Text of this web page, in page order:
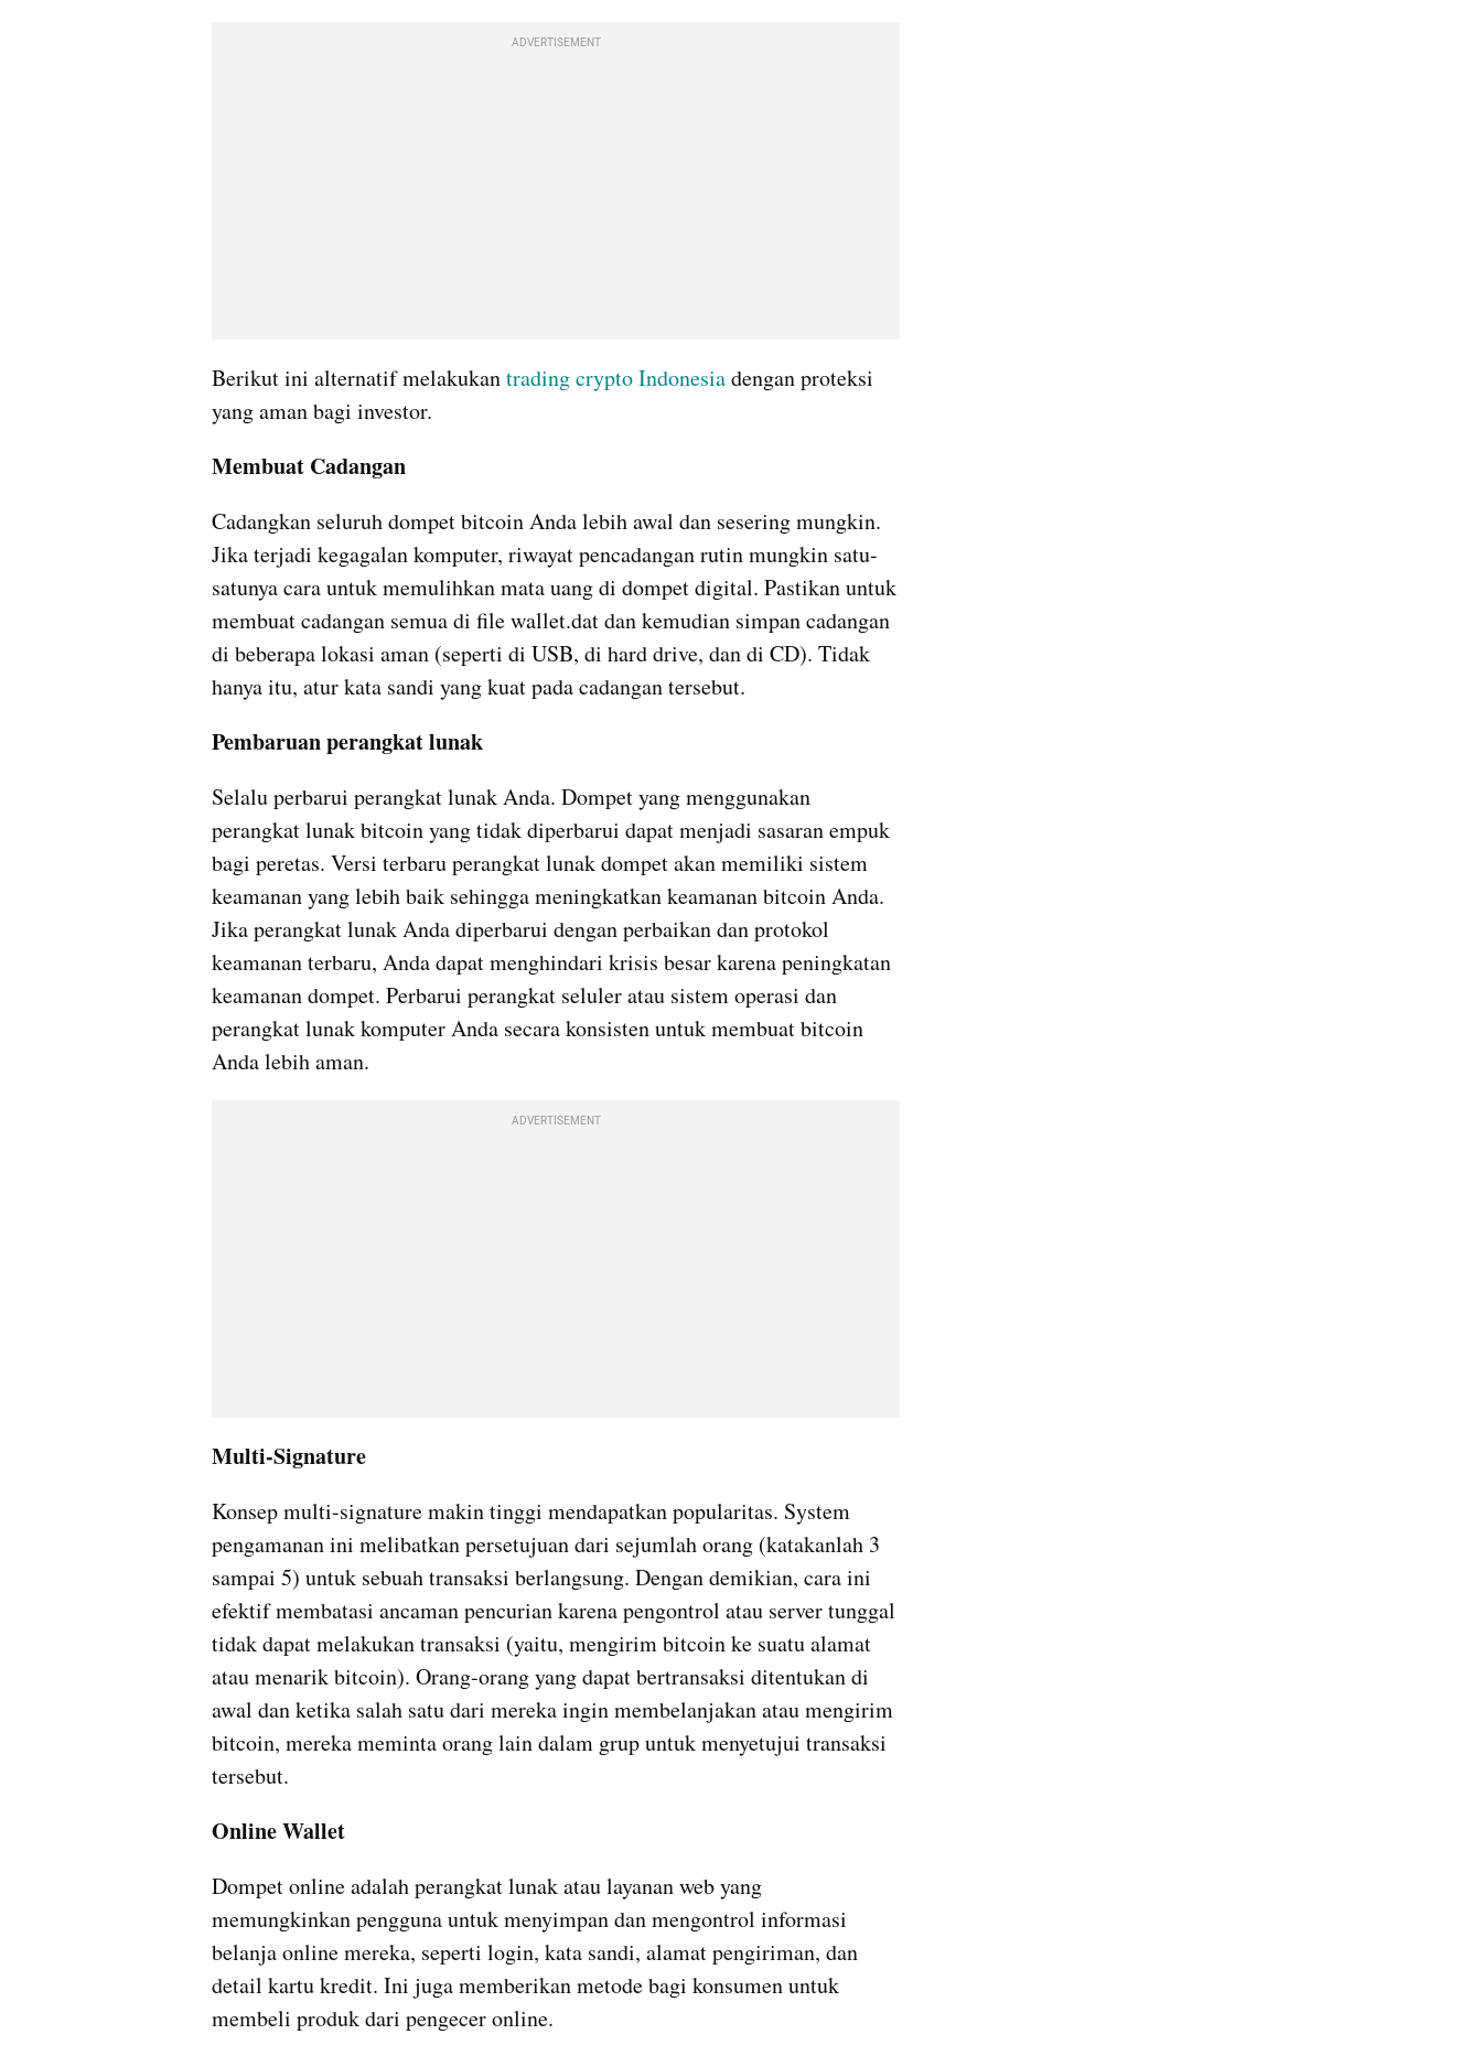
ADVERTISEMENT
Berikut ini alternatif melakukan trading crypto Indonesia dengan proteksi
yang aman bagi investor.
Membuat Cadangan
Cadangkan seluruh dompet bitcoin Anda lebih awal dan sesering mungkin.
Jika terjadi kegagalan komputer, riwayat pencadangan rutin mungkin satu-
satunya cara untuk memulihkan mata uang di dompet digital. Pastikan untuk
membuat cadangan semua di file wallet.dat dan kemudian simpan cadangan
di beberapa lokasi aman (seperti di USB, di hard drive, dan di CD). Tidak
hanya itu, atur kata sandi yang kuat pada cadangan tersebut.
Pembaruan perangkat lunak
Selalu perbarui perangkat lunak Anda. Dompet yang menggunakan
perangkat lunak bitcoin yang tidak diperbarui dapat menjadi sasaran empuk
bagi peretas. Versi terbaru perangkat lunak dompet akan memiliki sistem
keamanan yang lebih baik sehingga meningkatkan keamanan bitcoin Anda.
Jika perangkat lunak Anda diperbarui dengan perbaikan dan protokol
keamanan terbaru, Anda dapat menghindari krisis besar karena peningkatan
keamanan dompet. Perbarui perangkat seluler atau sistem operasi dan
perangkat lunak komputer Anda secara konsisten untuk membuat bitcoin
Anda lebih aman.
ADVERTISEMENT
Multi-Signature
Konsep multi-signature makin tinggi mendapatkan popularitas. System
pengamanan ini melibatkan persetujuan dari sejumlah orang (katakanlah 3
sampai 5) untuk sebuah transaksi berlangsung. Dengan demikian, cara ini
efektif membatasi ancaman pencurian karena pengontrol atau server tunggal
tidak dapat melakukan transaksi (yaitu, mengirim bitcoin ke suatu alamat
atau menarik bitcoin). Orang-orang yang dapat bertransaksi ditentukan di
awal dan ketika salah satu dari mereka ingin membelanjakan atau mengirim
bitcoin, mereka meminta orang lain dalam grup untuk menyetujui transaksi
tersebut.
Online Wallet
Dompet online adalah perangkat lunak atau layanan web yang
memungkinkan pengguna untuk menyimpan dan mengontrol informasi
belanja online mereka, seperti login, kata sandi, alamat pengiriman, dan
detail kartu kredit. Ini juga memberikan metode bagi konsumen untuk
membeli produk dari pengecer online.